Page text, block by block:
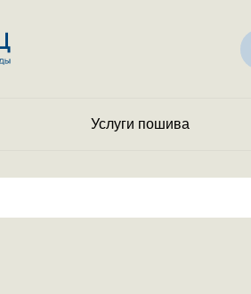
Услуги пошива